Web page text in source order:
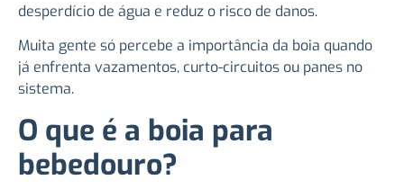
desperdício de água e reduz o risco de danos.
Muita gente só percebe a importância da boia quando
já enfrenta vazamentos, curto-circuitos ou panes no
sistema.
O que é a boia para
bebedouro?